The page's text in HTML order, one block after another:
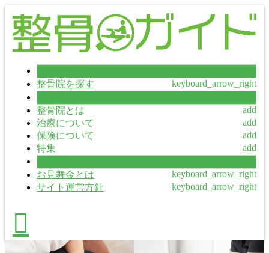
整骨院を探す
整骨院とは
治療について
保険について
特集
お見舞金とは
サイト運営方針